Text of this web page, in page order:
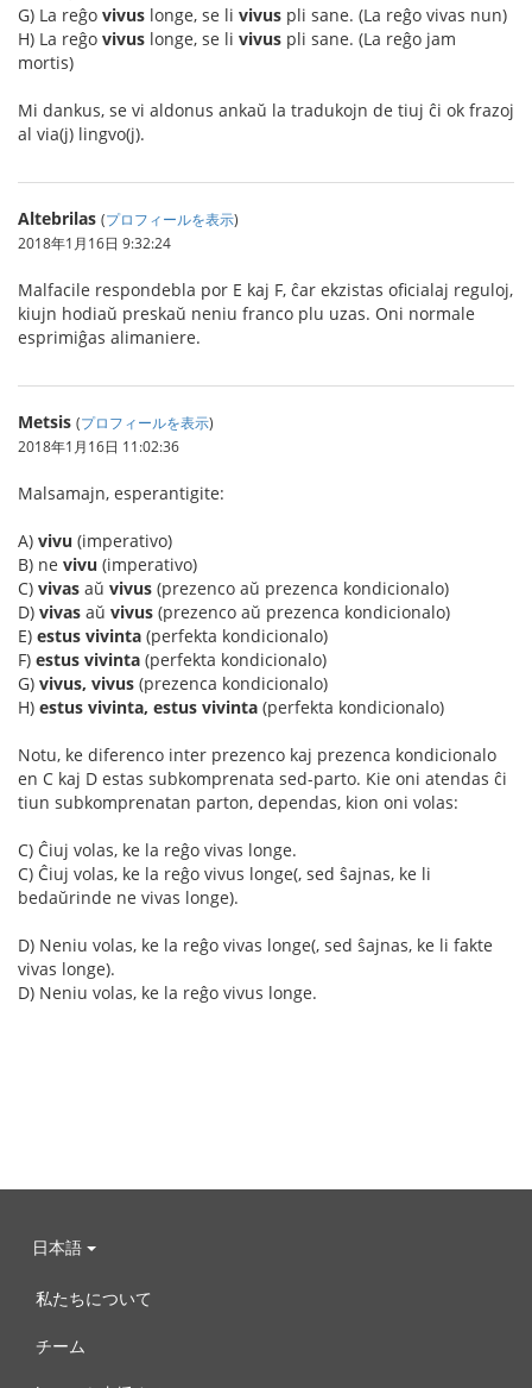
G) La reĝo vivus longe, se li vivus pli sane. (La reĝo vivas nun)
H) La reĝo vivus longe, se li vivus pli sane. (La reĝo jam
mortis)
Mi dankus, se vi aldonus ankaŭ la tradukojn de tiuj ĉi ok frazoj
al via(j) lingvo(j).
Altebrilas (プロフィールを表示)
2018年1月16日 9:32:24
Malfacile respondebla por E kaj F, ĉar ekzistas oficialaj reguloj,
kiujn hodiaŭ preskaŭ neniu franco plu uzas. Oni normale
esprimiĝas alimaniere.
Metsis (プロフィールを表示)
2018年1月16日 11:02:36
Malsamajn, esperantigite:
A) vivu (imperativo)
B) ne vivu (imperativo)
C) vivas aŭ vivus (prezenco aŭ prezenca kondicionalo)
D) vivas aŭ vivus (prezenco aŭ prezenca kondicionalo)
E) estus vivinta (perfekta kondicionalo)
F) estus vivinta (perfekta kondicionalo)
G) vivus, vivus (prezenca kondicionalo)
H) estus vivinta, estus vivinta (perfekta kondicionalo)
Notu, ke diferenco inter prezenco kaj prezenca kondicionalo
en C kaj D estas subkomprenata sed-parto. Kie oni atendas ĉi
tiun subkomprenatan parton, dependas, kion oni volas:
C) Ĉiuj volas, ke la reĝo vivas longe.
C) Ĉiuj volas, ke la reĝo vivus longe(, sed ŝajnas, ke li
bedaŭrinde ne vivas longe).
D) Neniu volas, ke la reĝo vivas longe(, sed ŝajnas, ke li fakte
vivas longe).
D) Neniu volas, ke la reĝo vivus longe.
日本語
私たちについて
チーム